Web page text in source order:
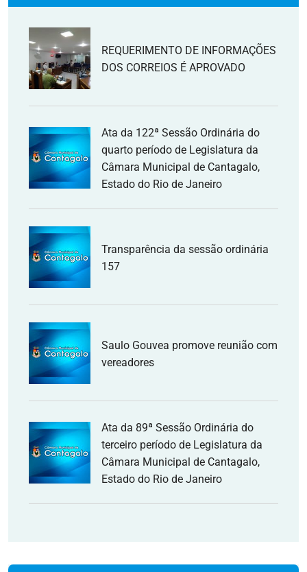
REQUERIMENTO DE INFORMAÇÕES
DOS CORREIOS É APROVADO
Ata da 122ª Sessão Ordinária do
quarto período de Legislatura da
Câmara Municipal de Cantagalo,
Estado do Rio de Janeiro
Transparência da sessão ordinária
157
Saulo Gouvea promove reunião com
vereadores
Ata da 89ª Sessão Ordinária do
terceiro período de Legislatura da
Câmara Municipal de Cantagalo,
Estado do Rio de Janeiro